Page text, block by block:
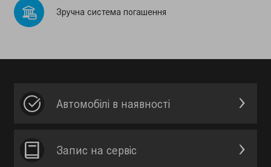
Зручна система погашення
Автомобілі в наявності
Запис на сервic